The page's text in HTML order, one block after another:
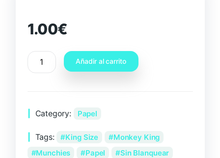
1.00€
Añadir al carrito
Category: Papel
Tags: King Size
Monkey King
Munchies
Papel Sin Blanquear